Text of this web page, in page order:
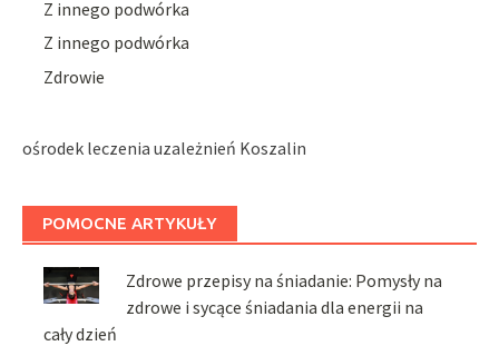
Z innego podwórka
Z innego podwórka
Zdrowie
ośrodek leczenia uzależnień Koszalin
POMOCNE ARTYKUŁY
Zdrowe przepisy na śniadanie: Pomysły na
zdrowe i sycące śniadania dla energii na
cały dzień